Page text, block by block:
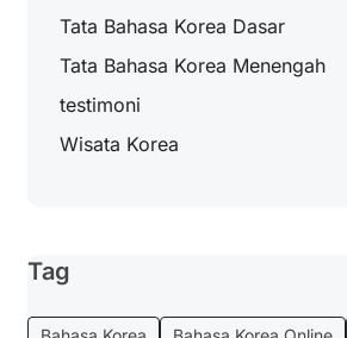
Tata Bahasa Korea Dasar
Tata Bahasa Korea Menengah
testimoni
Wisata Korea
Tag